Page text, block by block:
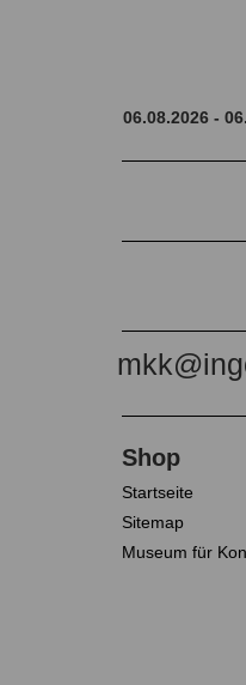
Startseite
Sitemap
Museum für